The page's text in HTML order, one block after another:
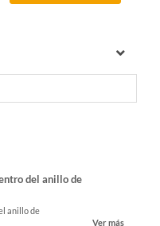
del anillo de
anillo de
Ver más